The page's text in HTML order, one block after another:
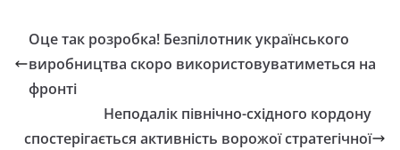
Оце так розробка! Безпілотник українського
виробництва скоро використовуватиметься на
фронті
Неподалік північно-східного кордону
спостерігається активність ворожої стратегічної